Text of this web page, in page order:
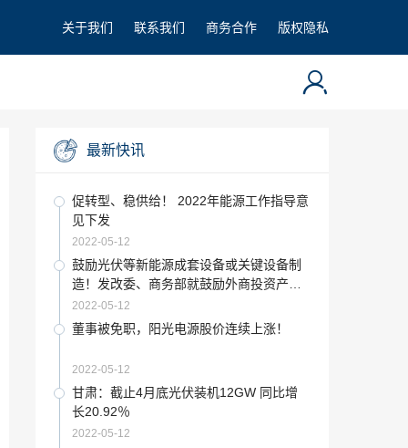
关于我们 联系我们 商务合作 版权隐私
最新快讯
促转型、稳供给！ 2022年能源工作指导意
见下发
2022-05-12
鼓励光伏等新能源成套设备或关键设备制
造！发改委、商务部就鼓励外商投资产业
目录(2022)公开征求意见
2022-05-12
董事被免职，阳光电源股价连续上涨！
2022-05-12
甘肃：截止4月底光伏装机12GW 同比增
长20.92％
2022-05-12